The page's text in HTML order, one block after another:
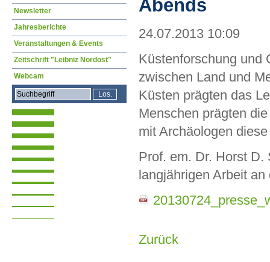
Abends
24.07.2013 10:09
Küstenforschung und
zwischen Land und
Küsten prägten das
Menschen prägten
mit Archäologen
Prof. em. Dr. Horst
langjährigen Arbeit
Zurück
Newsletter
Jahresberichte
Veranstaltungen & Events
Zeitschrift "Leibniz Nordost"
Webcam